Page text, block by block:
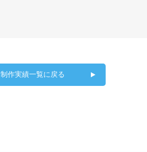
制作実績一覧に戻る